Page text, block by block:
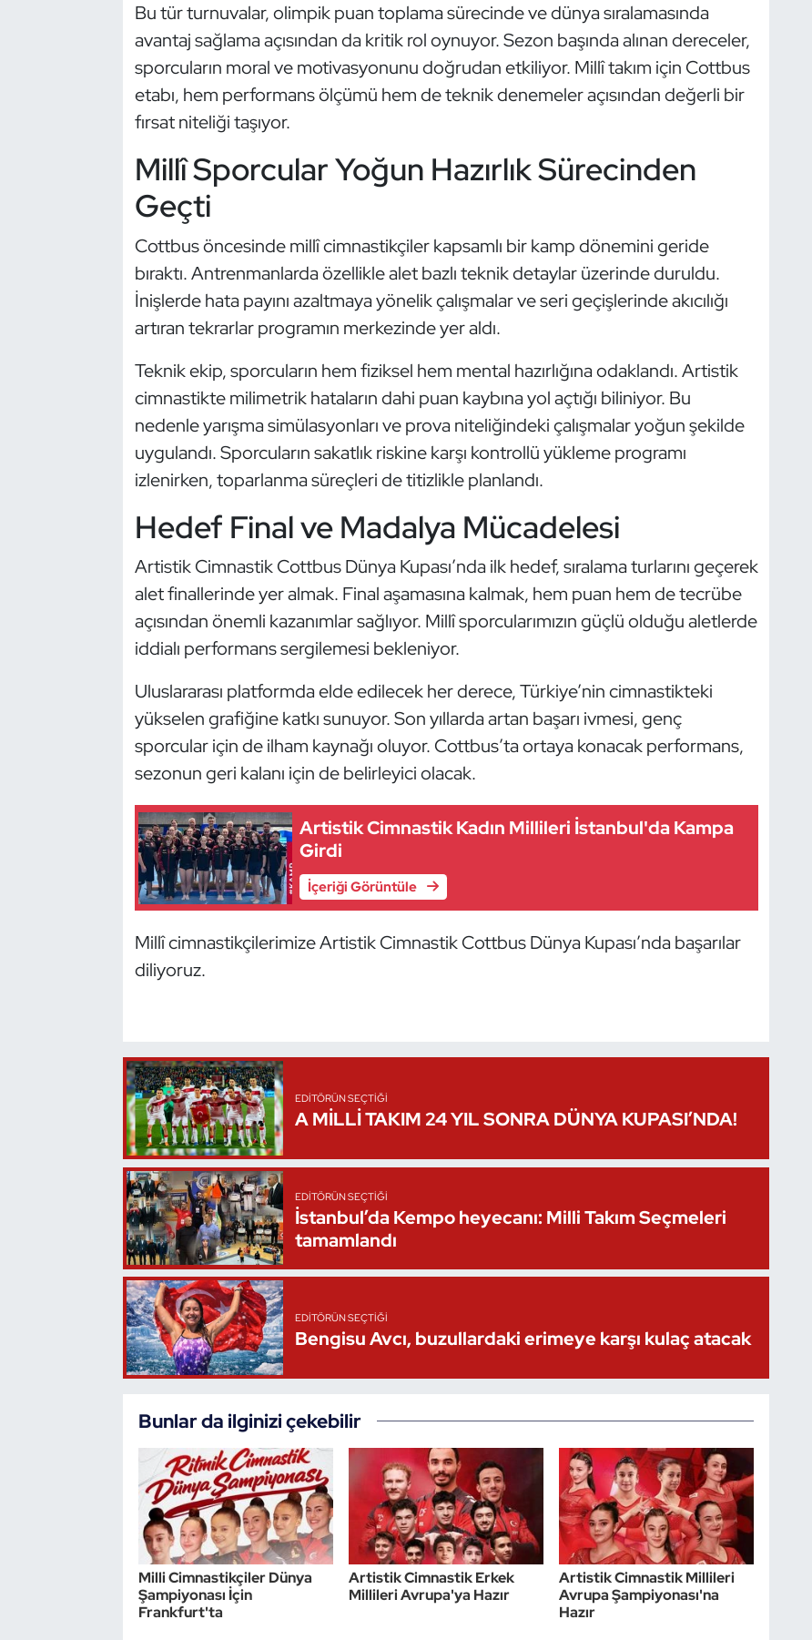
Bu tür turnuvalar, olimpik puan toplama sürecinde ve dünya sıralamasında
avantaj sağlama açısından da kritik rol oynuyor. Sezon başında alınan dereceler,
sporcuların moral ve motivasyonunu doğrudan etkiliyor. Millî takım için Cottbus
etabı, hem performans ölçümü hem de teknik denemeler açısından değerli bir
fırsat niteliği taşıyor.
Millî Sporcular Yoğun Hazırlık Sürecinden
Geçti
Cottbus öncesinde millî cimnastikçiler kapsamlı bir kamp dönemini geride
bıraktı. Antrenmanlarda özellikle alet bazlı teknik detaylar üzerinde duruldu.
İnişlerde hata payını azaltmaya yönelik çalışmalar ve seri geçişlerinde akıcılığı
artıran tekrarlar programın merkezinde yer aldı.
Teknik ekip, sporcuların hem fiziksel hem mental hazırlığına odaklandı. Artistik
cimnastikte milimetrik hataların dahi puan kaybına yol açtığı biliniyor. Bu
nedenle yarışma simülasyonları ve prova niteliğindeki çalışmalar yoğun şekilde
uygulandı. Sporcuların sakatlık riskine karşı kontrollü yükleme programı
izlenirken, toparlanma süreçleri de titizlikle planlandı.
Hedef Final ve Madalya Mücadelesi
Artistik Cimnastik Cottbus Dünya Kupası’nda ilk hedef, sıralama turlarını geçerek
alet finallerinde yer almak. Final aşamasına kalmak, hem puan hem de tecrübe
açısından önemli kazanımlar sağlıyor. Millî sporcularımızın güçlü olduğu aletlerde
iddialı performans sergilemesi bekleniyor.
Uluslararası platformda elde edilecek her derece, Türkiye’nin cimnastikteki
yükselen grafiğine katkı sunuyor. Son yıllarda artan başarı ivmesi, genç
sporcular için de ilham kaynağı oluyor. Cottbus’ta ortaya konacak performans,
sezonun geri kalanı için de belirleyici olacak.
Artistik Cimnastik Kadın Millileri İstanbul'da Kampa
Girdi
İçeriği Görüntüle
Millî cimnastikçilerimize Artistik Cimnastik Cottbus Dünya Kupası’nda başarılar
diliyoruz.
EDITÖRÜN SEÇTIĞI
A MİLLİ TAKIM 24 YIL SONRA DÜNYA KUPASI’NDA!
EDITÖRÜN SEÇTIĞI
İstanbul’da Kempo heyecanı: Milli Takım Seçmeleri
tamamlandı
EDITÖRÜN SEÇTIĞI
Bengisu Avcı, buzullardaki erimeye karşı kulaç atacak
Bunlar da ilginizi çekebilir
Milli Cimnastikçiler Dünya
Şampiyonası İçin
Frankfurt'ta
Artistik Cimnastik Erkek
Millileri Avrupa'ya Hazır
Artistik Cimnastik Millileri
Avrupa Şampiyonası'na
Hazır
Modern Pentatlon
Motor Sporları
Özel Sporcular
Sualtı Sporları
Vücut Geliştirme Fitness